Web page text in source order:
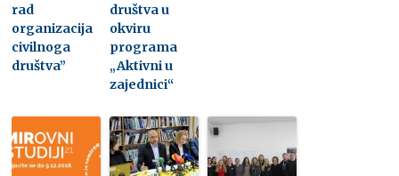
rad
organizacija
civilnoga
društva”
društva u
okviru
programa
„Aktivni u
zajednici“